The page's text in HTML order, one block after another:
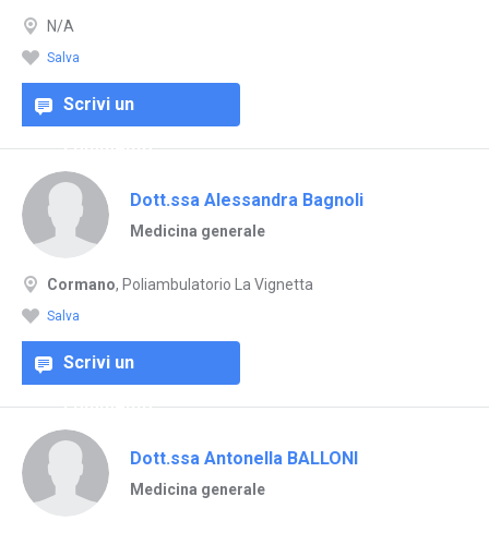
N/A
Salva
Scrivi un
commento
Dott.ssa Alessandra Bagnoli
Medicina generale
Cormano, Poliambulatorio La Vignetta
Salva
Scrivi un
commento
Dott.ssa Antonella BALLONI
Medicina generale